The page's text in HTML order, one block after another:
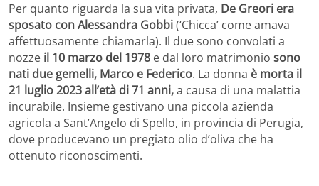
Per quanto riguarda la sua vita privata, De Greori era
sposato con Alessandra Gobbi(‘Chicca’ come amava
affettuosamente chiamarla). Il due sono convolati a
nozze il 10 marzo del 1978 e dal loro matrimonio sono
nati due gemelli, Marco e Federico. La donna è morta il
21 luglio 2023 all’età di 71 anni,a causa di una malattia
incurabile. Insieme gestivano una piccola azienda
agricola a Sant’Angelo di Spello, in provincia di Perugia,
dove producevano un pregiato olio d’oliva che ha
ottenuto riconoscimenti.